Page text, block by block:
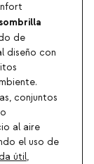
sombrilla
de
diseño con
conjuntos
al aire
el uso de
útil,